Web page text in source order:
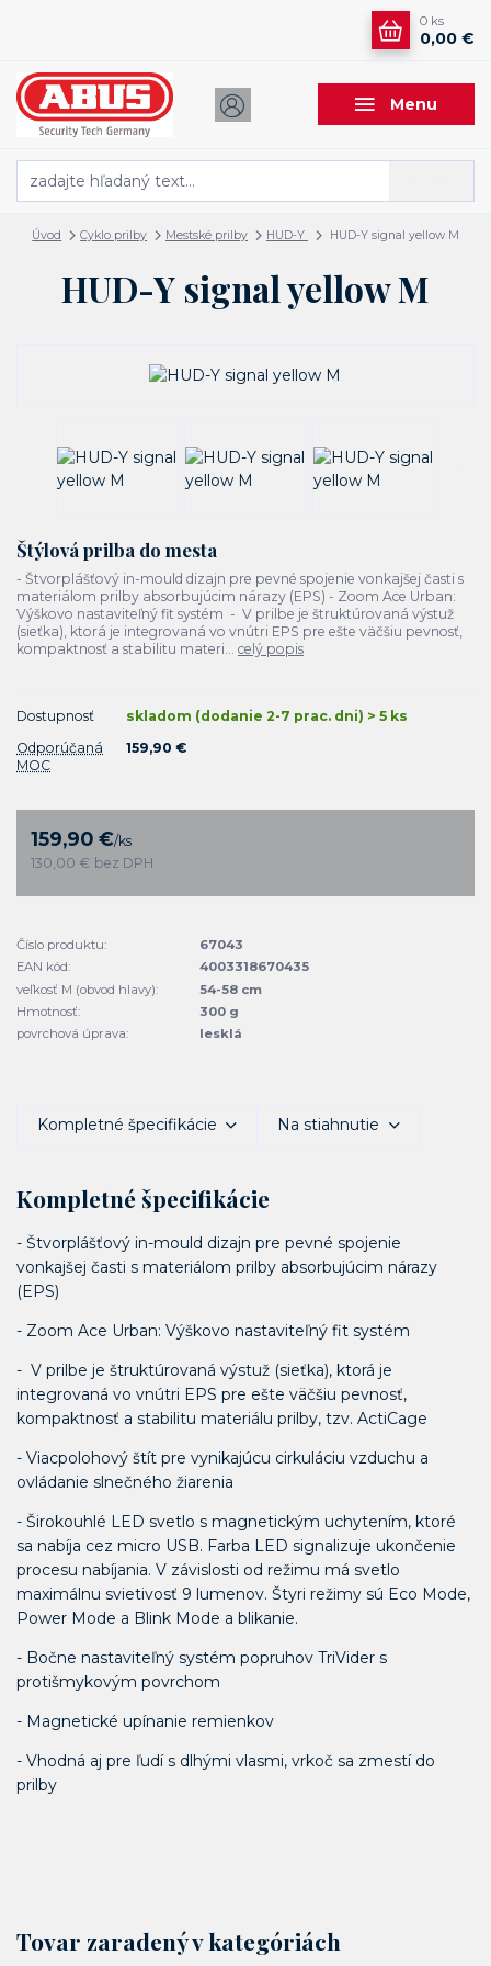
Menu
0 ks
0,00 €
Úvod Cyklo prilby Mestské prilby HUD-Y HUD-Y signal yellow M
HUD-Y signal yellow M
Štýlová prilba do mesta
- Štvorplášťový in-mould dizajn pre pevné spojenie vonkajšej časti s
materiálom prilby absorbujúcim nárazy (EPS) - Zoom Ace Urban:
Výškovo nastaviteľný fit systém - V prilbe je štruktúrovaná výstuž
(sieťka), ktorá je integrovaná vo vnútri EPS pre ešte väčšiu pevnosť,
kompaktnosť a stabilitu materi... celý popis
Dostupnosť
skladom (dodanie 2-7 prac. dni) > 5 ks
Odporúčaná
MOC
159,90 €
159,90 €/ks
130,00 € bez DPH
Číslo produktu:
67043
EAN kód:
4003318670435
veľkosť M (obvod hlavy):
54-58 cm
Hmotnosť:
300 g
povrchová úprava:
lesklá
Kompletné špecifikácie Na stiahnutie
Kompletné špecifikácie
- Štvorplášťový in-mould dizajn pre pevné spojenie
vonkajšej časti s materiálom prilby absorbujúcim nárazy
(EPS)
- Zoom Ace Urban: Výškovo nastaviteľný fit systém
- V prilbe je štruktúrovaná výstuž (sieťka), ktorá je
integrovaná vo vnútri EPS pre ešte väčšiu pevnosť,
kompaktnosť a stabilitu materiálu prilby, tzv. ActiCage
- Viacpolohový štít pre vynikajúcu cirkuláciu vzduchu a
ovládanie slnečného žiarenia
- Širokouhlé LED svetlo s magnetickým uchytením, ktoré
sa nabíja cez micro USB. Farba LED signalizuje ukončenie
procesu nabíjania. V závislosti od režimu má svetlo
maximálnu svietivosť 9 lumenov. Štyri režimy sú Eco Mode,
Power Mode a Blink Mode a blikanie.
- Bočne nastaviteľný systém popruhov TriVider s
protišmykovým povrchom
- Magnetické upínanie remienkov
- Vhodná aj pre ľudí s dlhými vlasmi, vrkoč sa zmestí do
prilby
Tovar zaradený v kategóriách